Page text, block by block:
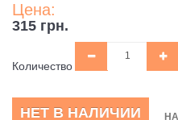
Цена:
315 грн.
Количество
НЕТ В НАЛИЧИИ